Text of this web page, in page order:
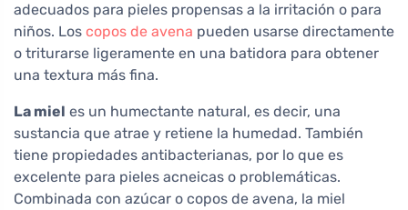
adecuados para pieles propensas a la irritación o para
niños. Los copos de avena pueden usarse directamente
o triturarse ligeramente en una batidora para obtener
una textura más fina.
La miel es un humectante natural, es decir, una
sustancia que atrae y retiene la humedad. También
tiene propiedades antibacterianas, por lo que es
excelente para pieles acneicas o problemáticas.
Combinada con azúcar o copos de avena, la miel